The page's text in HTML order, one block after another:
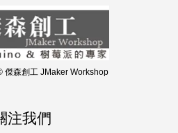
傑森創工 JMaker Workshop
注我們